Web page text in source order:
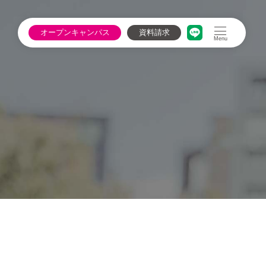
オープンキャンパス 資料請求
Menu